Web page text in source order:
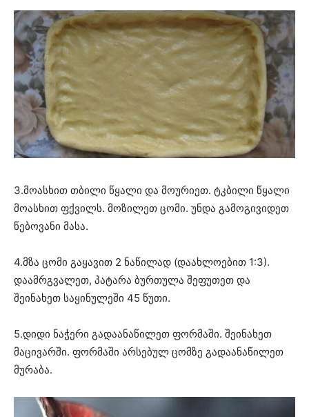
3.მოასხით თბილი წყალი და მოურიეთ. ტკბილი წყალი
მოასხით ფქვილს. მოზილეთ ცომი. უნდა გამოგივიდეთ
წებოვანი მასა.
4.მზა ცომი გაყავით 2 ნაწილად (დაახლოებით 1:3).
დაამრგვალეთ, პატარა ბურთულა შეფუთეთ და
შეინახეთ საყინულეში 45 წუთი.
5.დიდი ნაჭერი გადაანაწილეთ ფორმაში. შეინახეთ
მაცივარში. ფორმაში არსებულ ცომზე გადაანაწილეთ
მურაბა.